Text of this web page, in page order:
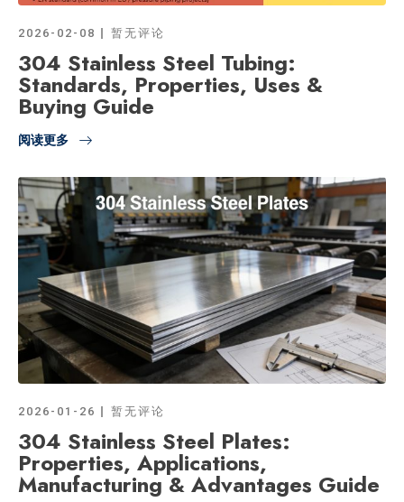
2026-02-08 暂无评论
304 Stainless Steel Tubing:
Standards, Properties, Uses &
Buying Guide
阅读更多
2026-01-26 暂无评论
304 Stainless Steel Plates:
Properties, Applications,
Manufacturing & Advantages Guide